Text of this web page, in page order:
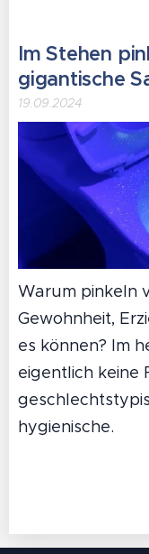
Im Stehen
gigantische
19.09.2024
Warum pinkeln
Gewohnheit,
es können? Im
eigentlich keine
hygienische.